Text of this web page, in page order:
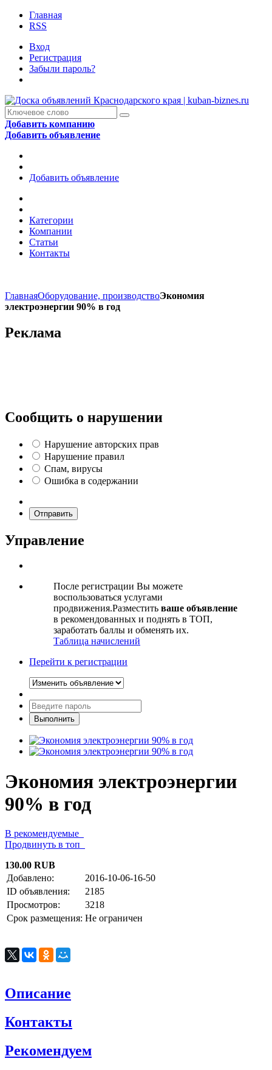
Главная
RSS
Вход
Регистрация
Забыли пароль?
Добавить компанию
Добавить объявление
Добавить объявление
Категории
Компании
Статьи
Контакты
ГлавнаяОборудование, производствоЭкономия
электроэнергии 90% в год
Реклама
Сообщить о нарушении
Нарушение авторских прав
Нарушение правил
Спам, вирусы
Ошибка в содержании
Отправить
Управление
После регистрации Вы можете
воспользоваться услугами
продвижения.Разместить ваше объявление
в рекомендованных и поднять в ТОП,
заработать баллы и обменять их.
Таблица начислений
Перейти к регистрации
Экономия электроэнергии
90% в год
В рекомендуемые
Продвинуть в топ
130.00 RUB
Добавлено:
2016-10-06-16-50
ID объявления:
2185
Просмотров:
3218
Срок размещения: Не ограничен
Описание
Контакты
Рекомендуем